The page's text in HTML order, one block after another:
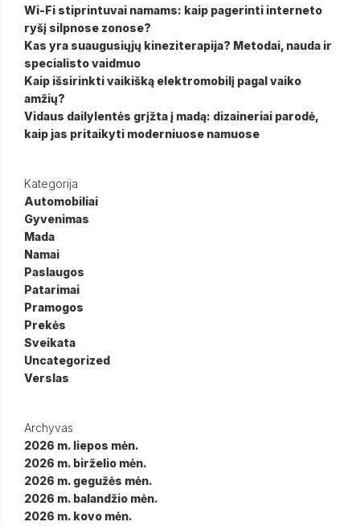
Wi-Fi stiprintuvai namams: kaip pagerinti interneto
ryšį silpnose zonose?
Kas yra suaugusiųjų kineziterapija? Metodai, nauda ir
specialisto vaidmuo
Kaip išsirinkti vaikišką elektromobilį pagal vaiko
amžių?
Vidaus dailylentės grįžta į madą: dizaineriai parodė,
kaip jas pritaikyti moderniuose namuose
Kategorija
Automobiliai
Gyvenimas
Mada
Namai
Paslaugos
Patarimai
Pramogos
Prekės
Sveikata
Uncategorized
Verslas
Archyvas
2026 m. liepos mėn.
2026 m. birželio mėn.
2026 m. gegužės mėn.
2026 m. balandžio mėn.
2026 m. kovo mėn.